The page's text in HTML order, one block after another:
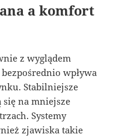
a komfort
z wyglądem
wpływa
Stabilniejsze
się na mniejsze
Systemy
zjawiska takie